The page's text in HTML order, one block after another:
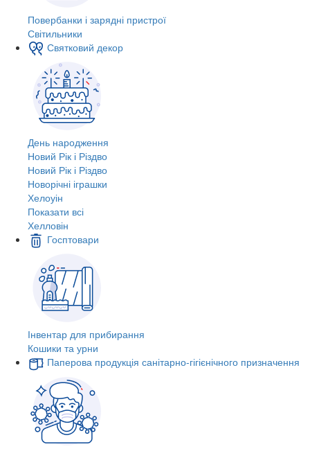
Повербанки і зарядні пристрої
Світильники
Святковий декор
День народження
Новий Рік і Різдво
Новий Рік і Різдво
Новорічні іграшки
Хелоуін
Показати всі
Хелловін
Госптовари
Інвентар для прибирання
Кошики та урни
Паперова продукція санітарно-гігієнічного призначення